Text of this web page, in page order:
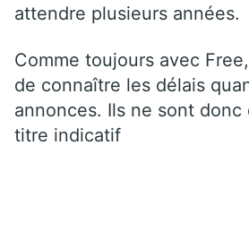
attendre plusieurs années.
Comme toujours avec
de connaître les délais
annonces. Ils ne sont donc
titre indicatif